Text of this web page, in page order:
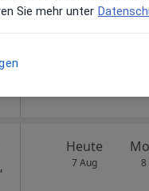
Heute
7 Aug 8
Sie mehr unter